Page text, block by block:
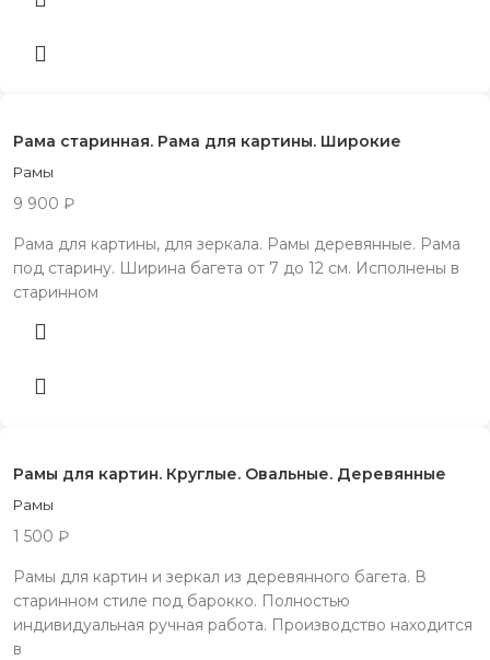
Рама старинная. Рама для картины. Широкие
Рамы
9 900 ₽
Рама для картины, для зеркала. Рамы деревянные. Рама
под старину. Ширина багета от 7 до 12 см. Исполнены в
старинном
Рамы для картин. Круглые. Овальные. Деревянные
Рамы
1 500 ₽
Рамы для картин и зеркал из деревянного багета. В
старинном стиле под барокко. Полностью
индивидуальная ручная работа. Производство находится
в